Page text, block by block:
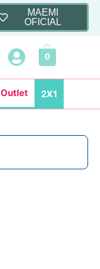
MAEMI
OFICIAL
0
Outlet 2X1